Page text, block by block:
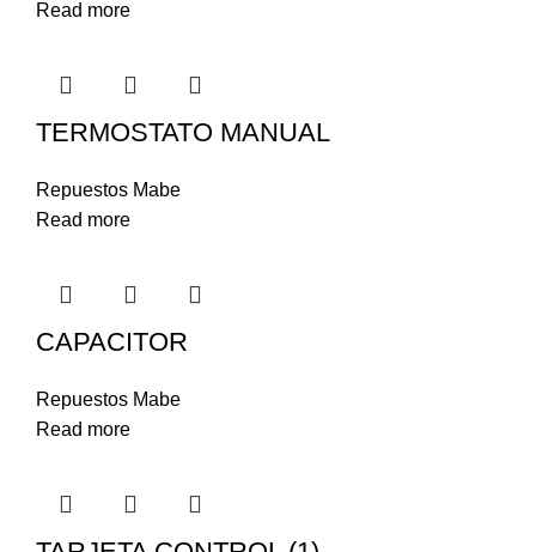
Read more
TERMOSTATO MANUAL
Repuestos Mabe
Read more
CAPACITOR
Repuestos Mabe
Read more